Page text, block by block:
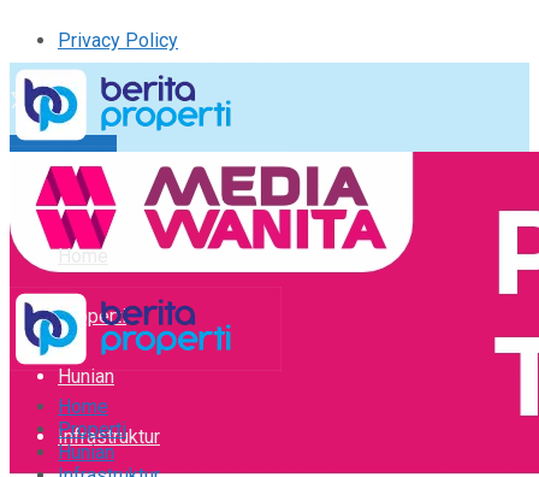
Privacy Policy
Kirim Tulisan
Tulisan Saya
Logout
Home
Properti
Hunian
Infrastruktur
Home
Properti
Hunian